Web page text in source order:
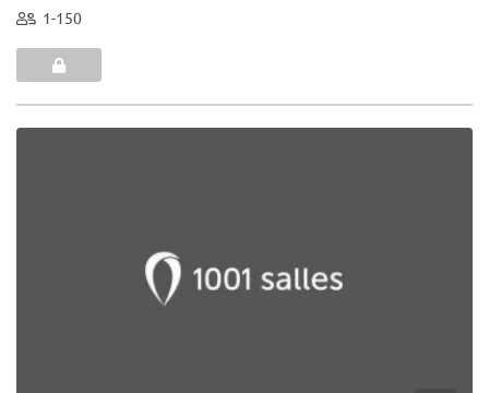
1-150